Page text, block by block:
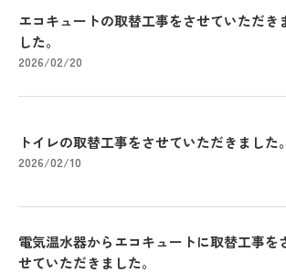
エコキュートの取替工事をさせていただき
した。
2026/02/20
トイレの取替工事をさせていただきました。
2026/02/10
電気温水器からエコキュートに取替工事を
せていただきました。